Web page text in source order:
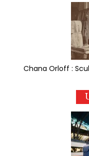
Chana Orloff :